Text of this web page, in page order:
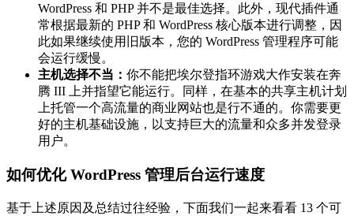
WordPress 和 PHP 并不是最佳选择。此外，现代插件通
常根据最新的 PHP 和 WordPress 核心版本进行调整，因
此如果继续使用旧版本，您的 WordPress 管理程序可能
会运行缓慢。
主机选择不当： 你不能把埃尔登指环游戏大作安装在奔
腾 III 上并指望它能运行。同样，在基本的共享主机计划
上托管一个高流量的商业网站也是行不通的。你需要更
好的主机基础设施，以支持巨大的流量和众多并发登录
用户。
如何优化 WordPress 管理后台运行速度
基于上述原因及总结过往经验，下面我们一起来看看 13 个可